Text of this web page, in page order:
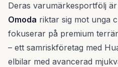
Deras varumärkesportfölj
Omoda riktar sig mot unga
fokuserar på premium
– ett samriskföretag med
elbilar med avancerad